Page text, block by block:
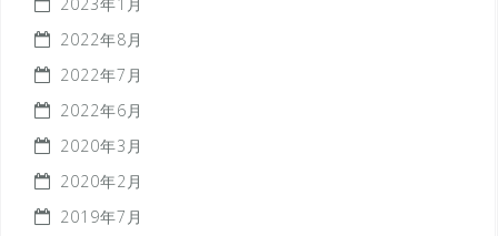
2022年8月
2022年7月
2022年6月
2020年3月
2020年2月
2019年7月